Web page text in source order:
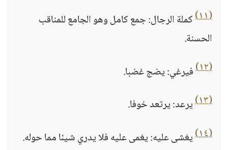
(١١)
كملة الرجال: جمع كامل وهو الجامع للمناقب
الحسنة.
(١٢)
فيرغي: يضج غضبا.
(١٣)
يرعد: يرتعد خوفا.
(١٤)
يغشى عليه: يغمى عليه فلا يدري شيئا مما حوله.